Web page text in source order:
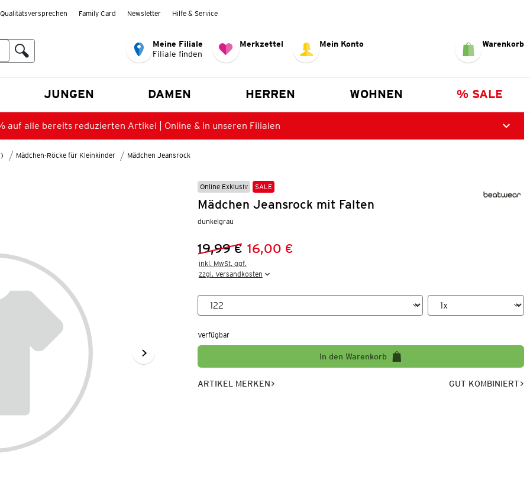
Qualitätsversprechen Family Card Newsletter Hilfe & Service
Meine Filiale
Filiale finden
Merkzettel Mein Konto Warenkorb
JUNGEN DAMEN HERREN WOHNEN % SALE
auf alle bereits reduzierten Artikel | Online & in unseren Filialen
Mädchen-Röcke für Kleinkinder Mädchen Jeansrock
Online Exklusiv SALE
Mädchen Jeansrock mit Falten
dunkelgrau
Vorheriger Preis:
19,99 €
Neuer Preis:16,00 €
inkl. MwSt. ggf.
zzgl. Versandkosten
Verfügbar
In den Warenkorb
ARTIKEL MERKEN GUT KOMBINIERT